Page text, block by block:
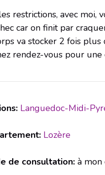
restrictions, avec
car on finit par
va stocker 2 fois plus
rendez-vous pour une
Languedoc-Midi-
Lozère
de consultation: à mon